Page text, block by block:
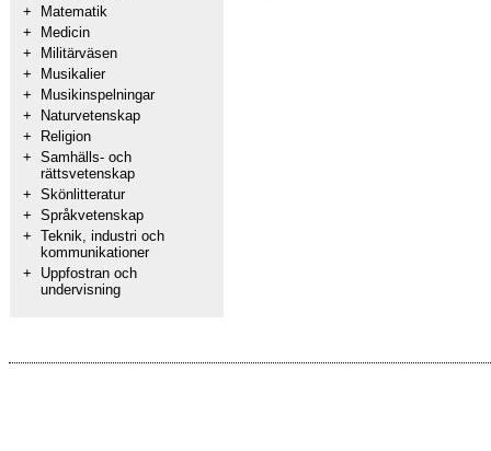
+
Matematik
+
Medicin
+
Militärväsen
+
Musikalier
+
Musikinspelningar
+
Naturvetenskap
+
Religion
+ Samhälls- och
rättsvetenskap
+ Skönlitteratur
+ Språkvetenskap
+ Teknik, industri och
kommunikationer
+
Uppfostran och
undervisning